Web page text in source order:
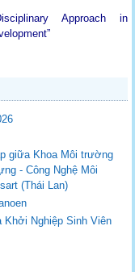
Approach in
giữa Khoa Môi trường
- Công Nghệ Môi
(Thái Lan)
Nghiệp Sinh Viên